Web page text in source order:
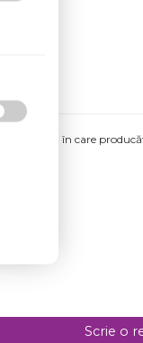
fi acelea în care
fizic.
Scrie o